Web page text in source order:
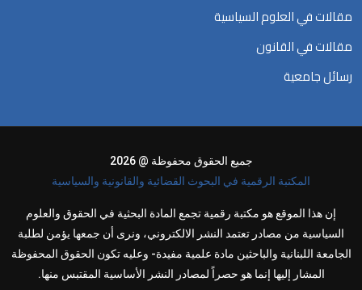
مقالات في العلوم السياسية
مقالات في القانون
رسائل جامعية
جميع الحقوق محفوظة @ 2026
المكتبة الرقمية في البحوث القضائية والقانونية والسياسية
إن هذا الموقع هو مكتبة رقمية تجمع المادة البحثية في الحقوق والعلوم
السياسية من مصادر تعتمد النشر الالكتروني، ونرى أن جمعها يؤمن لطلبة
الجامعة اللبنانية والباحثين مادة علمية مفيدة- وعليه تكون الحقوق المحفوظة
المشار إليها إنما هو حصراً لمصادر النشر الأساسية المقتبس منها.